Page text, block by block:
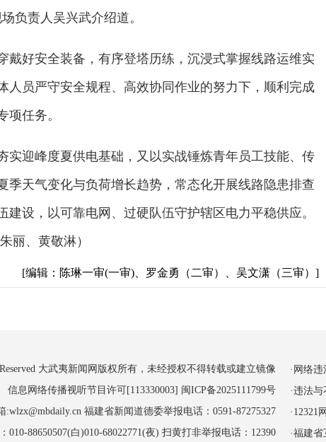
负责人吴兴武介绍道。
戴好安全装备，有序登塔历练，沉浸式掌握线路运维实
人员严守安全规程、高效协同作业的努力下，顺利完成
任务。
实迎峰度夏供电基础，又以实战锤炼青年员工技能、传
季天气变化与负荷增长趋势，常态化开展线路隐患排查
设，以可靠电网、过硬队伍守护辖区电力平稳供应。
丽、黄敬淋）
[编辑：陈琳一审(一审)、罗金勇（二审）、吴文潇（三审）]
大武夷新闻网版权所有，未经授权不得转载或建立镜像
息网络传播视听节目许可[113330003] 闽ICP备2025111799号
福建省新闻道德委举报电话：0591-87275327
88650507(白)010-68022771(夜) 扫黄打非举报电话：12390
·网络
·违法
·12321
·福建